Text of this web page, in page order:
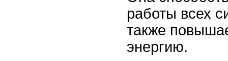
работы всех
также
энергию.